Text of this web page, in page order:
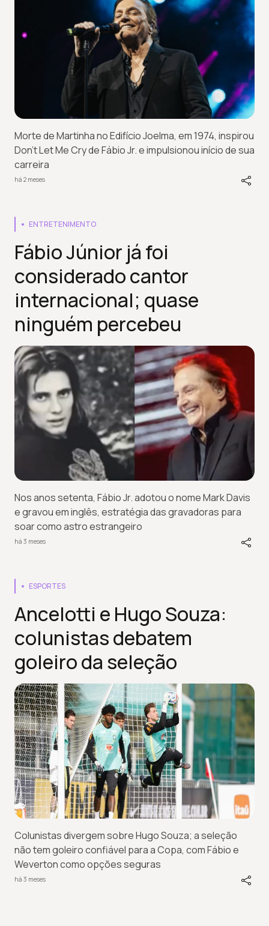
Morte de Martinha no Edifício Joelma, em 1974, inspirou
Don't Let Me Cry de Fábio Jr. e impulsionou início de sua
carreira
há 2 meses
ENTRETENIMENTO
Fábio Júnior já foi
considerado cantor
internacional; quase
ninguém percebeu
Nos anos setenta, Fábio Jr. adotou o nome Mark Davis
e gravou em inglês, estratégia das gravadoras para
soar como astro estrangeiro
há 3 meses
ESPORTES
Ancelotti e Hugo Souza:
colunistas debatem
goleiro da seleção
Colunistas divergem sobre Hugo Souza; a seleção
não tem goleiro confiável para a Copa, com Fábio e
Weverton como opções seguras
há 3 meses